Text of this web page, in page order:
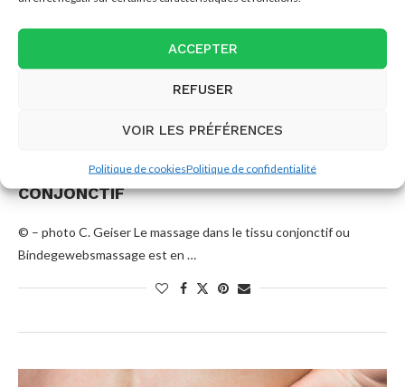
ACCEPTER
REFUSER
VOIR LES PRÉFÉRENCES
Politique de cookiesPolitique de confidentialité
FORMATION DE MASSAGE DU TISSU
CONJONCTIF
© – photo C. Geiser Le massage dans le tissu conjonctif ou
Bindegewebsmassage est en …